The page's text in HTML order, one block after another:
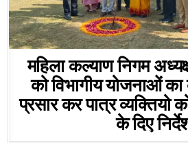
महिला कल्याण निगम
को विभागीय योजनाओं का
प्रसार कर पात्र व्यक्तियो
के दिए